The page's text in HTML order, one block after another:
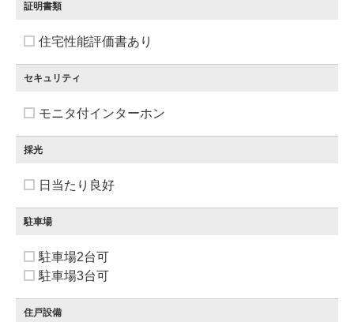
証明書類
住宅性能評価書あり
セキュリティ
モニタ付インターホン
採光
日当たり良好
駐車場
駐車場2台可
駐車場3台可
住戸設備